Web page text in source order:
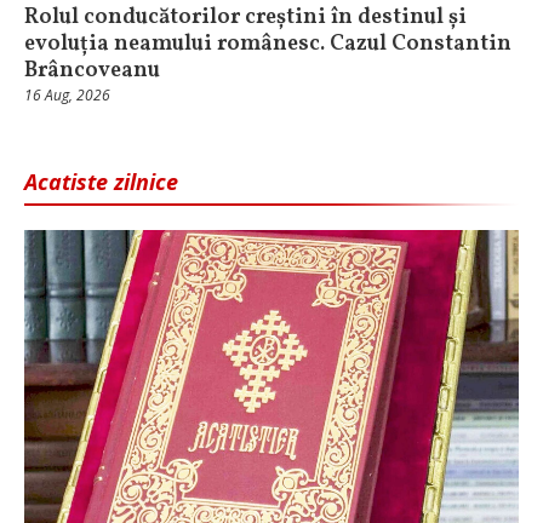
Rolul conducătorilor creștini în destinul și
evoluția neamului românesc. Cazul Constantin
Brâncoveanu
16 Aug, 2026
Acatiste zilnice